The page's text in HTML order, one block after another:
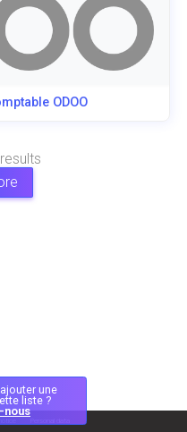
une
liste ?
nous
ODOO
results